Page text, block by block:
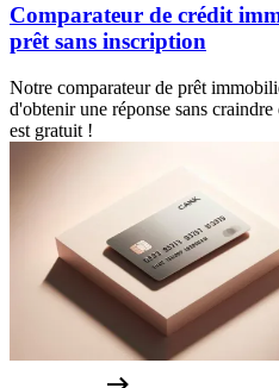
Comparateur de crédit
prêt sans inscription
Notre comparateur de prêt
d'obtenir une réponse sans
est gratuit !